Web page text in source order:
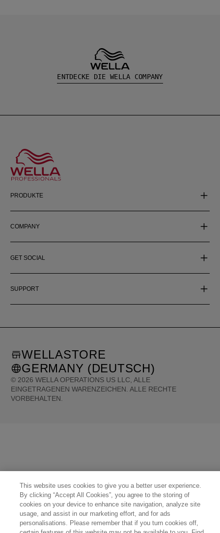
ENTDECKE DIE WELLA COMPANY
PRODUKTE
COMPANY
GET SOCIAL
SUPPORT
© 2026 WELLA OPERATIONS US LLC, ALLE
EINGETRAGENEN WARENZEICHEN. ALLE RECHTE
VORBEHALTEN.
WELLASTORE
GERMANY (DEUTSCH)
Switzerland (Français)
This website uses cookies to give you a better user experience.
By clicking “Accept All Cookies”, you agree to the storing of
cookies on your device to enhance site navigation, analyze site
usage, and assist in our marketing effort, and for ads
personalisations. Please remember that if you turn cookies off,